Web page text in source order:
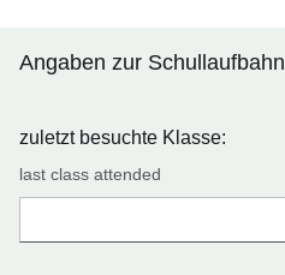
Angaben zur Schullaufbahn
zuletzt besuchte Klasse:
last class attended